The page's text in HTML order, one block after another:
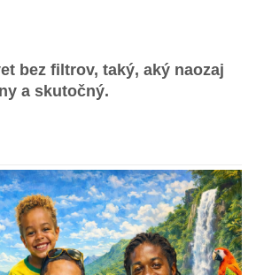
bez filtrov, taký, aký naozaj
a skutočný.